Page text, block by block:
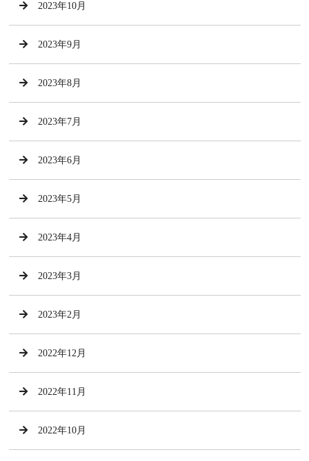
2023年10月
2023年9月
2023年8月
2023年7月
2023年6月
2023年5月
2023年4月
2023年3月
2023年2月
2022年12月
2022年11月
2022年10月